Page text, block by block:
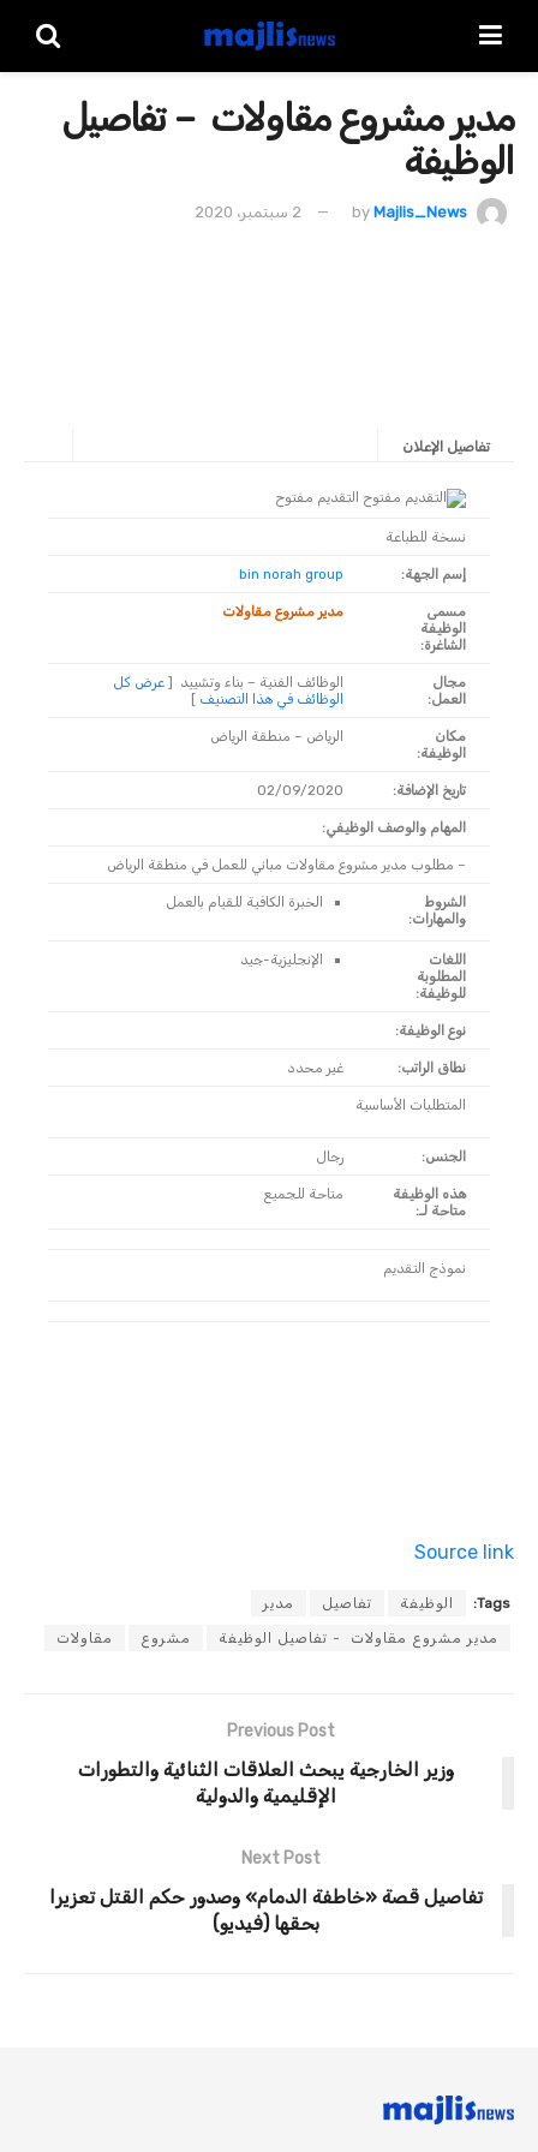
مدير مشروع مقاولات – تفاصيل
الوظيفة
by Majlis_News 2 سبتمبر، 2020
تفاصيل الإعلان
التقديم مفتوح
نسخة للطباعة
إسم الجهة: bin norah group
مسمى
الوظيفة
الشاغرة:
مدير مشروع مقاولات
مجال
العمل:
الوظائف الفنية – بناء وتشييد [ عرض كل
الوظائف في هذا التصنيف ]
مكان
الوظيفة:
الرياض – منطقة الرياض
تاريخ الإضافة: 02/09/2020
المهام والوصف الوظيفي:
– مطلوب مدير مشروع مقاولات مباني للعمل في منطقة الرياض
الشروط
والمهارات:
الخبرة الكافية للقيام بالعمل
اللغات
المطلوبة
للوظيفة:
الإنجليزية-جيد
نوع الوظيفة:
نطاق الراتب: غير محدد
المتطلبات الأساسية
الجنس: رجال
هذه الوظيفة
متاحة لـ:
متاحة للجميع
نموذج التقديم
Source link
Tags: الوظيفة تفاصيل مدير
مدير مشروع مقاولات - تفاصيل الوظيفة مشروع مقاولات
Previous Post
وزير الخارجية يبحث العلاقات الثنائية والتطورات
الإقليمية والدولية
Next Post
تفاصيل قصة «خاطفة الدمام» وصدور حكم القتل تعزيرا
بحقها (فيديو)